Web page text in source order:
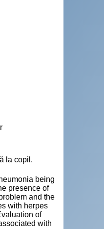
la copil.
being
presence of
and the
with herpes
of
with